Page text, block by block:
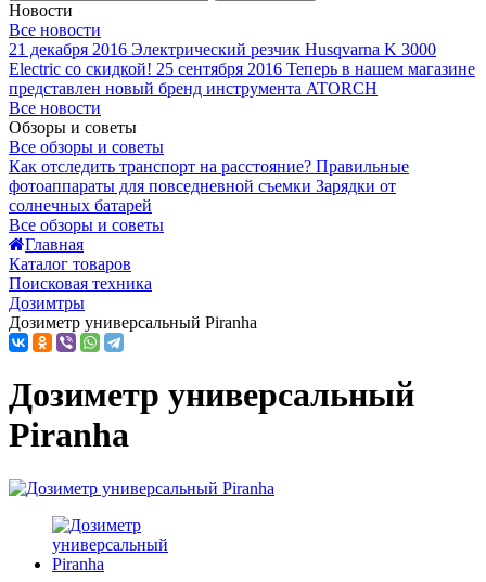
Новости
Все новости
21 декабря 2016 Электрический резчик Husqvarna K 3000
Electric со скидкой! 25 сентября 2016 Теперь в нашем магазине
представлен новый бренд инструмента ATORCH
Все новости
Обзоры и советы
Все обзоры и советы
Как отследить транспорт на расстояние? Правильные
фотоаппараты для повседневной съемки Зарядки от
солнечных батарей
Все обзоры и советы
Главная
Каталог товаров
Поисковая техника
Дозимтры
Дозиметр универсальный Piranha
Дозиметр универсальный
Piranha